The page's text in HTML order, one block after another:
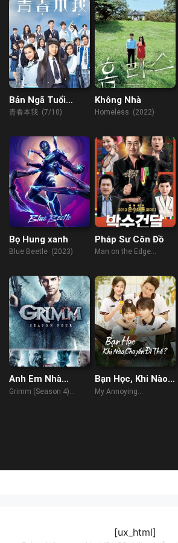
Bản Ngã Tuổi
Thanh Xuân
青春本我 (7/10)
Không Nhà
Homeless (2022)
Bọ Hung xanh
Blue Beetle (2023)
Pháp Sư Côn Đồ
Man on the Edge
Anh Em Nhà
Grimm (Phần 4)
Grimm (Season 4)
Bạn Học, Khi Nào
Chuyển Đi Thế?
My Annoying